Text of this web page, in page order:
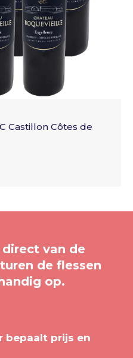
Castillon Côtes de
van de
de flessen
op.
bepaalt prijs en